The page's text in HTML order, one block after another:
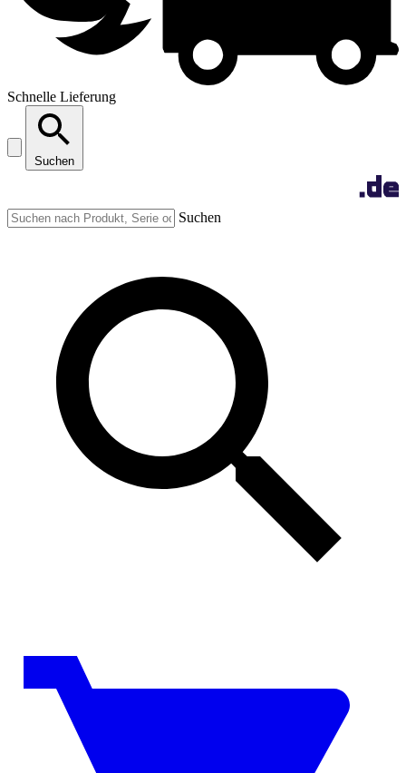
Schnelle Lieferung
Suchen
Suchen